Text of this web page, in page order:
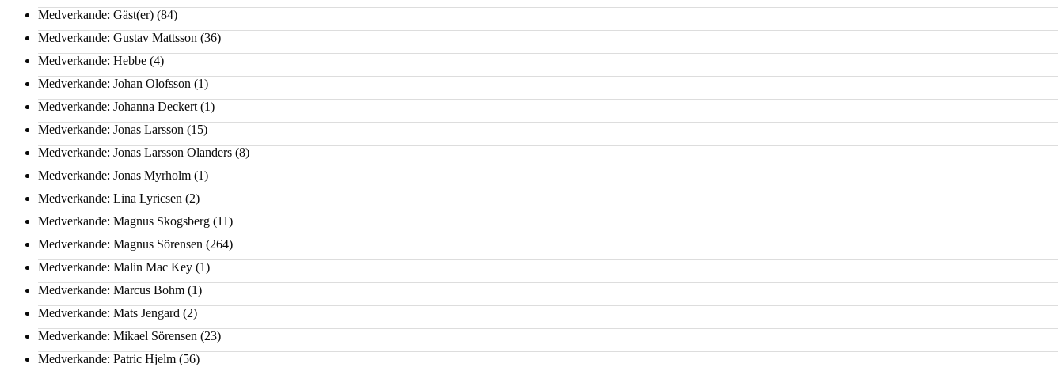
Medverkande: Gäst(er) (84)
Medverkande: Gustav Mattsson (36)
Medverkande: Hebbe (4)
Medverkande: Johan Olofsson (1)
Medverkande: Johanna Deckert (1)
Medverkande: Jonas Larsson (15)
Medverkande: Jonas Larsson Olanders (8)
Medverkande: Jonas Myrholm (1)
Medverkande: Lina Lyricsen (2)
Medverkande: Magnus Skogsberg (11)
Medverkande: Magnus Sörensen (264)
Medverkande: Malin Mac Key (1)
Medverkande: Marcus Bohm (1)
Medverkande: Mats Jengard (2)
Medverkande: Mikael Sörensen (23)
Medverkande: Patric Hjelm (56)